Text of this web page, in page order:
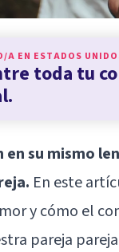
A EN ESTADOS
toda tu
en su mismo
En este
y cómo el
pareja